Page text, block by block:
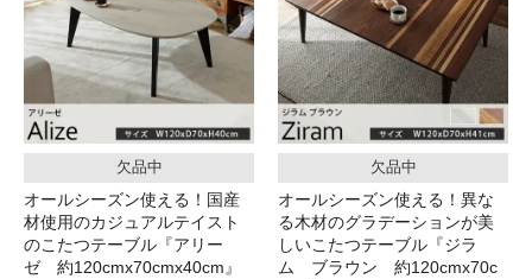
欠品中
オールシーズン使える！国産
材使用のカジュアルテイスト
のこたつテーブル『アリー
ゼ 約120cmx70cmx40cm』
欠品中
オールシーズン使える！異な
る木材のグラデーションが美
しいこたつテーブル『ジラ
ム ブラウン 約120cmx70c